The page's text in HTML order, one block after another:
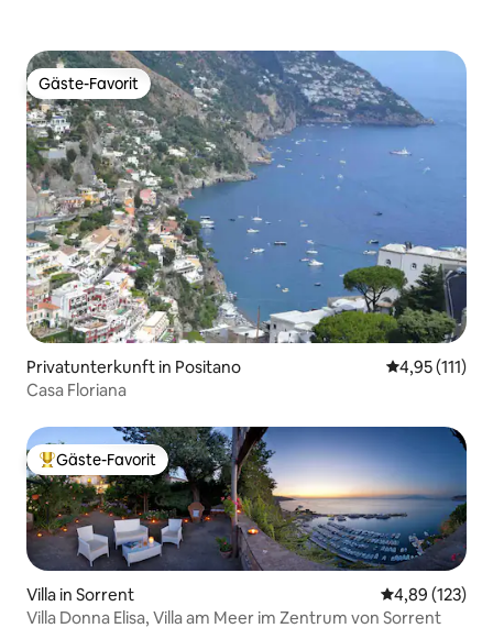
Gäste-Favorit
Gäste-Favorit
Privatunterkunft in Positano
4,95 (111)
Casa Floriana
Beliebter Gäste-Favorit.
Gäste-Favorit
Villa in Sorrent
4,89 (123)
Villa Donna Elisa, Villa am Meer im Zentrum von Sorrent